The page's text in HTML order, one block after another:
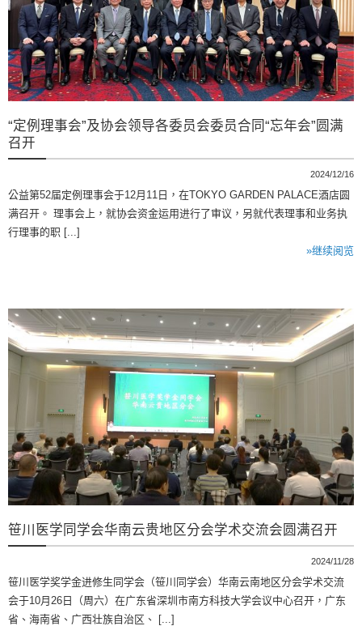
“定例理事会”及协会领导各委员会委员合同“忘年会”圆满
召开
2024/12/16
公益第52届定例理事会于12月11日，在TOKYO GARDEN PALACE酒店圆
满召开。 理事会上，就协会资金运用进行了审议，另就代表理事和业务执
行理事的职 [...]
»继续阅览
笹川医学同学会华南云贵地区分会学术交流会圆满召开
2024/11/28
笹川医学奖学金进修生同学会（笹川同学会）华南云南地区分会学术交流
会于10月26日（周六）在广东省深圳市南方科技大学会议中心召开，广东
省、海南省、广西壮族自治区、 [...]